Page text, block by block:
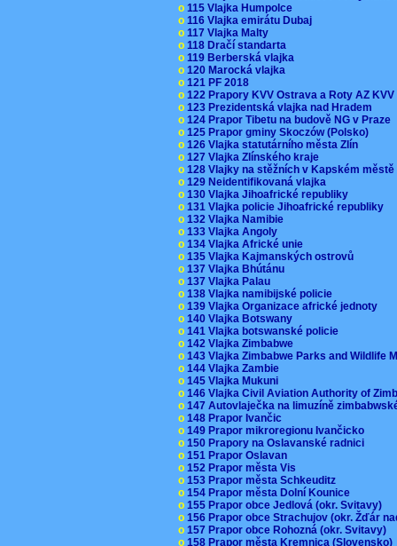
o 115 Vlajka Humpolce
o 116 Vlajka emirátu Dubaj
o 117 Vlajka Malty
o 118 Dračí standarta
o 119 Berberská vlajka
o 120 Marocká vlajka
o 121 PF 2018
o 122 Prapory KVV Ostrava a Roty AZ
o 123 Prezidentská vlajka nad Hradem
o 124 Prapor Tibetu na budově NG v Praze
o 125 Prapor gminy Skoczów (Polsko)
o 126 Vlajka statutárního města Zlín
o 127 Vlajka Zlínského kraje
o 128 Vlajky na stěžních v Kapském
o 129 Neidentifikovaná vlajka
o 130 Vlajka Jihoafrické republiky
o 131 Vlajka policie Jihoafrické republiky
o 132 Vlajka Namibie
o 133 Vlajka Angoly
o 134 Vlajka Africké unie
o 135 Vlajka Kajmanských ostrovů
o 137 Vlajka Bhútánu
o 137 Vlajka Palau
o 138 Vlajka namibijské policie
o 139 Vlajka Organizace africké jednoty
o 140 Vlajka Botswany
o 141 Vlajka botswanské policie
o 142 Vlajka Zimbabwe
o 143 Vlajka Zimbabwe Parks and Wildlife
o 144 Vlajka Zambie
o 145 Vlajka Mukuni
o 146 Vlajka Civil Aviation Authority of
o 147 Autovlaječka na limuzíně
o 148 Prapor Ivančic
o 149 Prapor mikroregionu Ivančicko
o 150 Prapory na Oslavanské radnici
o 151 Prapor Oslavan
o 152 Prapor města Vis
o 153 Prapor města Schkeuditz
o 154 Prapor města Dolní Kounice
o 155 Prapor obce Jedlová (okr. Svitavy)
o 156 Prapor obce Strachujov (okr. Žďár
o 157 Prapor obce Rohozná (okr. Svitavy)
o 158 Prapor města Kremnica (Slovensko)